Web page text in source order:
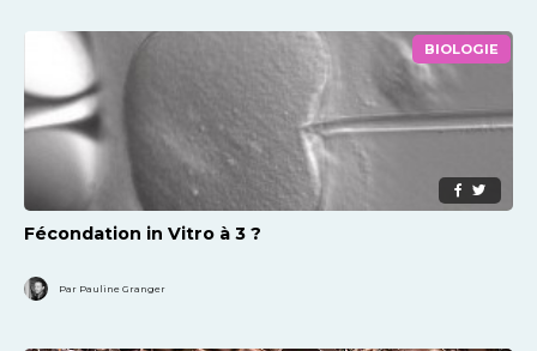
BIOLOGIE
Fécondation in Vitro à 3 ?
Par Pauline Granger